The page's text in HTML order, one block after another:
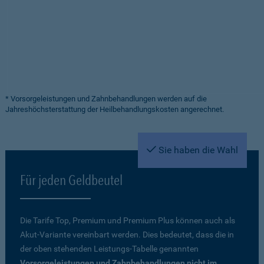
* Vorsorgeleistungen und Zahnbehandlungen werden auf die
Jahreshöchsterstattung der Heilbehandlungskosten angerechnet.
Sie haben die Wahl
Für jeden Geldbeutel
Die Tarife Top, Premium und Premium Plus können auch als
Akut-Variante vereinbart werden. Dies bedeutet, dass die in
der oben stehenden Leistungs-Tabelle genannten